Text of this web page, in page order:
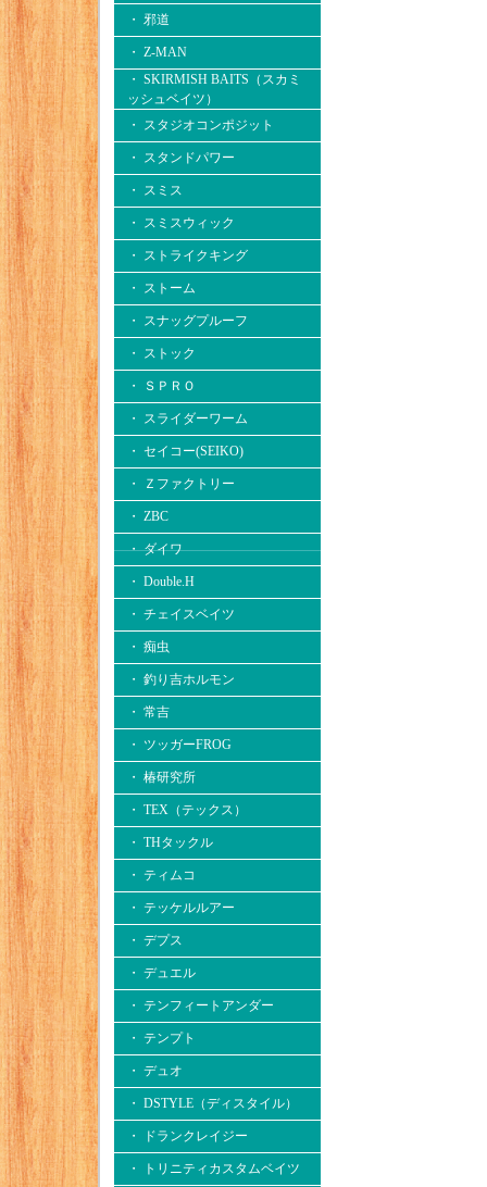
・ 邪道
・ Z-MAN
・ SKIRMISH BAITS（スカミ
ッシュベイツ）
・ スタジオコンポジット
・ スタンドパワー
・ スミス
・ スミスウィック
・ ストライクキング
・ ストーム
・ スナッグプルーフ
・ ストック
・ ＳＰＲＯ
・ スライダーワーム
・ セイコー(SEIKO)
・ Ｚファクトリー
・ ZBC
・ ダイワ
・ Double.H
・ チェイスベイツ
・ 痴虫
・ 釣り吉ホルモン
・ 常吉
・ ツッガーFROG
・ 椿研究所
・ TEX（テックス）
・ THタックル
・ ティムコ
・ テッケルルアー
・ デプス
・ デュエル
・ テンフィートアンダー
・ テンプト
・ デュオ
・ DSTYLE（ディスタイル）
・ ドランクレイジー
・ トリニティカスタムベイツ